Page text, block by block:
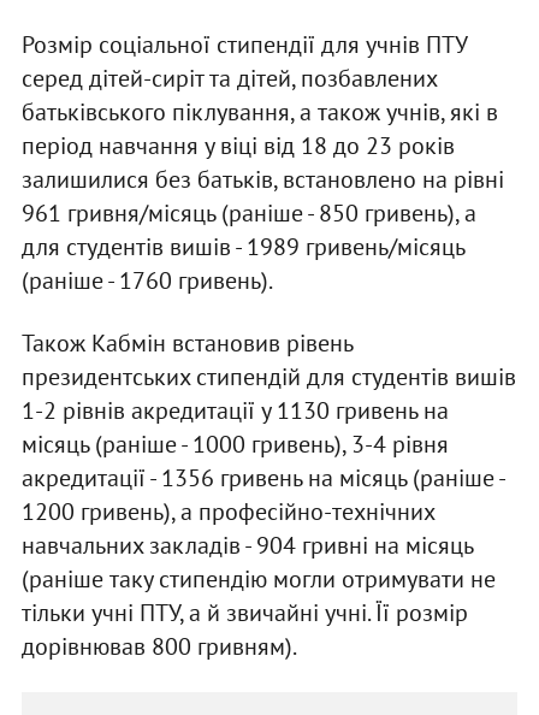
Розмір соціальної стипендії для учнів ПТУ
серед дітей-сиріт та дітей, позбавлених
батьківського піклування, а також учнів, які в
період навчання у віці від 18 до 23 років
залишилися без батьків, встановлено на рівні
961 гривня/місяць (раніше - 850 гривень), а
для студентів вишів - 1989 гривень/місяць
(раніше - 1760 гривень).
Також Кабмін встановив рівень
президентських стипендій для студентів вишів
1-2 рівнів акредитації у 1130 гривень на
місяць (раніше - 1000 гривень), 3-4 рівня
акредитації - 1356 гривень на місяць (раніше -
1200 гривень), а професійно-технічних
навчальних закладів - 904 гривні на місяць
(раніше таку стипендію могли отримувати не
тільки учні ПТУ, а й звичайні учні. Її розмір
дорівнював 800 гривням).